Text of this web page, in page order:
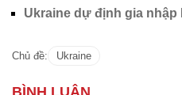
Ukraine dự định gia nhập
Chủ đề: Ukraine